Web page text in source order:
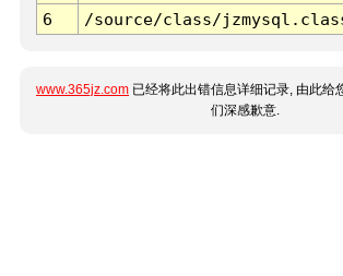
6
/source/class/
www.365jz.com 已经将此出错信息详细记录, 由此给
们深感歉意.